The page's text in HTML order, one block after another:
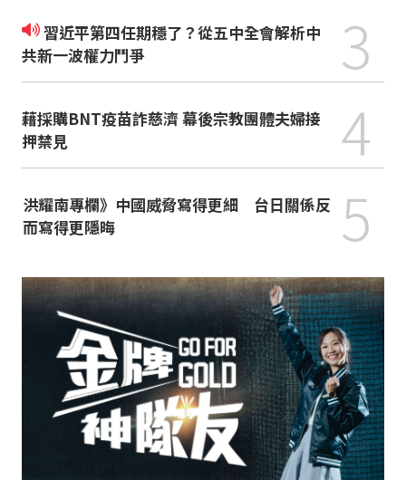
習近平第四任期穩了？從五中全會解析中
共新一波權力鬥爭
3
藉採購BNT疫苗詐慈濟 幕後宗教團體夫婦接
押禁見
4
洪耀南專欄》中國威脅寫得更細 台日關係反
而寫得更隱晦
5